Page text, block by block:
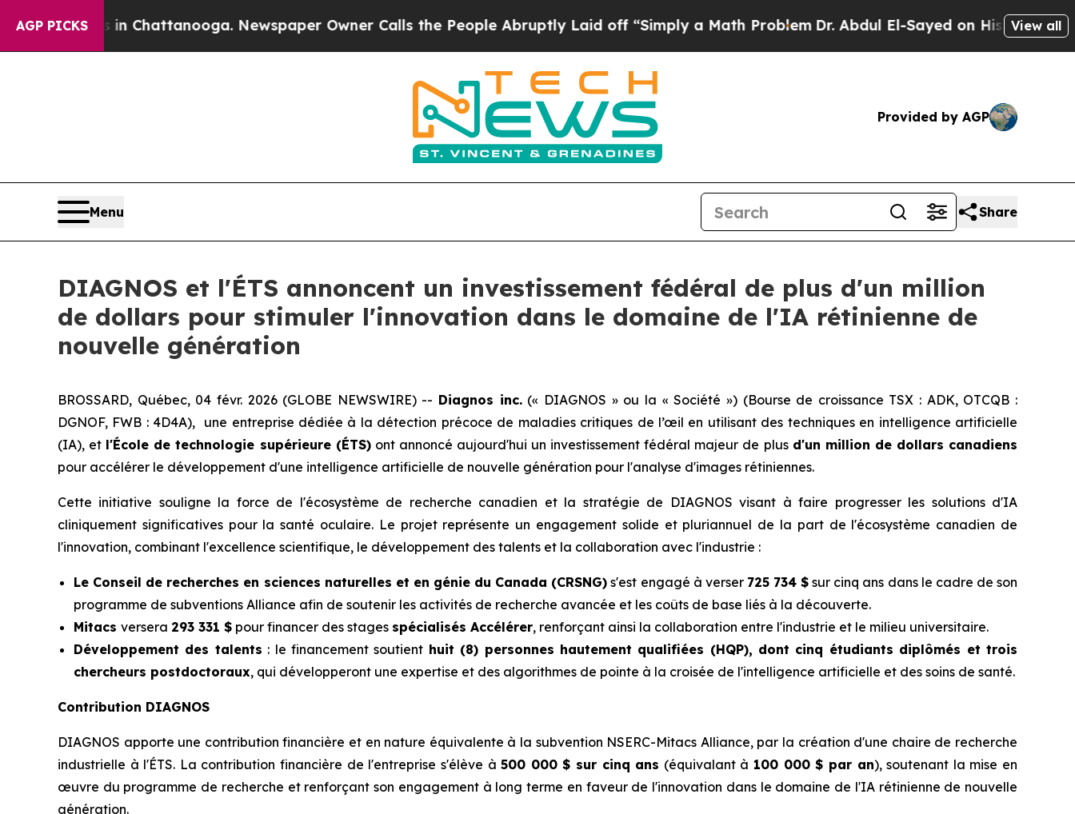
AGP PICKS
in Chattanooga. Newspaper Owner Calls the People Abruptly Laid off “Simply a Math ProblemDr. Abdul El-Sayed on Historic MichiganView all
Provided by AGP
Menu Share
DIAGNOS et l'ÉTS annoncent un investissement fédéral de plus d'un million
de dollars pour stimuler l'innovation dans le domaine de l'IA rétinienne de
nouvelle génération
BROSSARD, Québec, 04 févr. 2026 (GLOBE NEWSWIRE) -- Diagnos inc.(« DIAGNOS » ou la « Société ») (Bourse de croissance TSX : ADK, OTCQB :
DGNOF, FWB : 4D4A), une entreprise dédiée à la détection précoce de maladies critiques de l’œil en utilisant des techniques en intelligence artificielle
(IA), et l'École de technologie supérieure (ÉTS)ont annoncé aujourd'hui un investissement fédéral majeur de plus d'un million de dollars canadiens
pour accélérer le développement d'une intelligence artificielle de nouvelle génération pour l'analyse d'images rétiniennes.
Cette initiative souligne la force de l'écosystème de recherche canadien et la stratégie de DIAGNOS visant à faire progresser les solutions d'IA
cliniquement significatives pour la santé oculaire. Le projet représente un engagement solide et pluriannuel de la part de l'écosystème canadien de
l'innovation, combinant l'excellence scientifique, le développement des talents et la collaboration avec l'industrie :
Le Conseil de recherches en sciences naturelles et en génie du Canada (CRSNG) s'est engagé à verser 725 734 $ sur cinq ans dans le cadre de son
programme de subventions Alliance afin de soutenir les activités de recherche avancée et les coûts de base liés à la découverte.
Mitacs versera 293 331 $ pour financer des stages spécialisés Accélérer, renforçant ainsi la collaboration entre l'industrie et le milieu universitaire.
Développement des talents : le financement soutient huit (8) personnes hautement qualifiées (HQP), dont cinq étudiants diplômés et trois
chercheurs postdoctoraux, qui développeront une expertise et des algorithmes de pointe à la croisée de l'intelligence artificielle et des soins de santé.
Contribution DIAGNOS
DIAGNOS apporte une contribution financière et en nature équivalente à la subvention NSERC-Mitacs Alliance, par la création d'une chaire de recherche
industrielle à l'ÉTS. La contribution financière de l'entreprise s'élève à500 000 $ sur cinq ans (équivalant à 100 000 $ par an), soutenant la mise en
œuvre du programme de recherche et renforçant son engagement à long terme en faveur de l'innovation dans le domaine de l'IA rétinienne de nouvelle
génération.